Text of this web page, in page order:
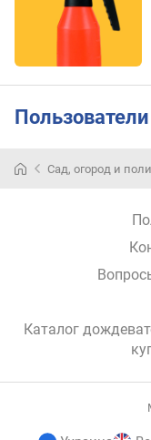
Сад, огород и
Каталог